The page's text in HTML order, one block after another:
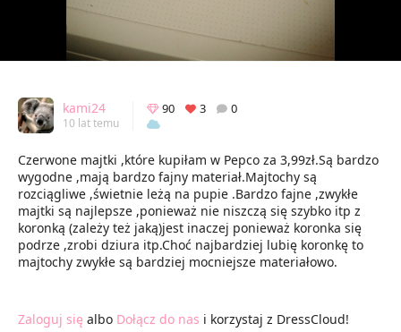
kami24
10 lat temu
90 3 0
Czerwone majtki ,które kupiłam w Pepco za 3,99zł.Są bardzo
wygodne ,mają bardzo fajny materiał.Majtochy są
rozciągliwe ,świetnie leżą na pupie .Bardzo fajne ,zwykłe
majtki są najlepsze ,ponieważ nie niszczą się szybko itp z
koronką (zależy też jaką)jest inaczej ponieważ koronka się
podrze ,zrobi dziura itp.Choć najbardziej lubię koronkę to
majtochy zwykłe są bardziej mocniejsze materiałowo.
Zaloguj się albo Dołącz do nas i korzystaj z DressCloud!